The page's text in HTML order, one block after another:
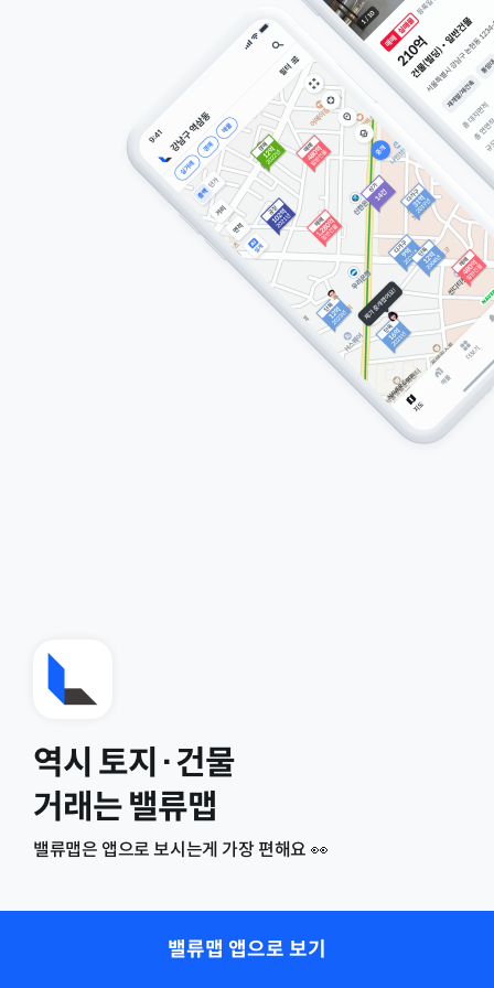
역시 토지·건물
거래는 밸류맵
밸류맵은 앱으로 보시는게 가장 편해요 👀
밸류맵 앱으로 보기